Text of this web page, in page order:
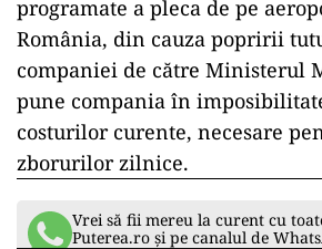
programate a pleca de pe
România, din cauza popririi
companiei de către Ministerul
pune compania în
costurilor curente, necesare
zborurilor zilnice.
Vrei să fii mereu la curent cu
Puterea.ro și pe canalul de